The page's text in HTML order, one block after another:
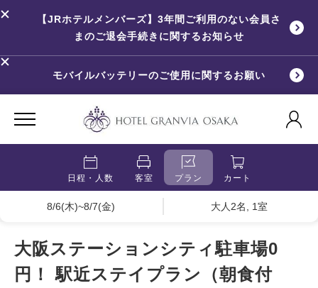
【JRホテルメンバーズ】3年間ご利用のない会員さ
まのご退会手続きに関するお知らせ
モバイルバッテリーのご使用に関するお願い
日程・人数 客室 プラン カート
8/6(木)~8/7(金) 大人2名, 1室
大阪ステーションシティ駐車場0
円！ 駅近ステイプラン（朝食付